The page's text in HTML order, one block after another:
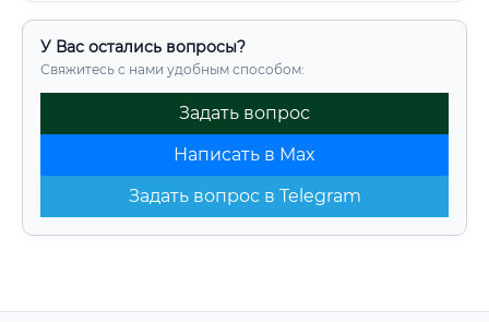
У Вас остались вопросы?
Свяжитесь с нами удобным способом:
Задать вопрос
Написать в Max
Задать вопрос в Telegram